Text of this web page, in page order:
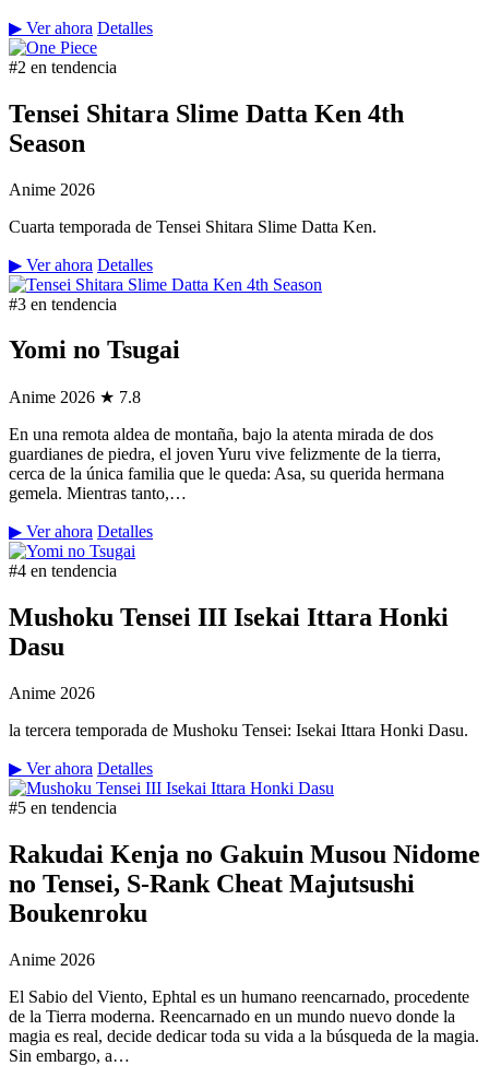
▶ Ver ahora Detalles
#2 en tendencia
Tensei Shitara Slime Datta Ken 4th
Season
Anime 2026
Cuarta temporada de Tensei Shitara Slime Datta Ken.
▶ Ver ahora Detalles
#3 en tendencia
Yomi no Tsugai
Anime 2026 ★ 7.8
En una remota aldea de montaña, bajo la atenta mirada de dos
guardianes de piedra, el joven Yuru vive felizmente de la tierra,
cerca de la única familia que le queda: Asa, su querida hermana
gemela. Mientras tanto,…
▶ Ver ahora Detalles
#4 en tendencia
Mushoku Tensei III Isekai Ittara Honki
Dasu
Anime 2026
la tercera temporada de Mushoku Tensei: Isekai Ittara Honki Dasu.
▶ Ver ahora Detalles
#5 en tendencia
Rakudai Kenja no Gakuin Musou Nidome
no Tensei, S-Rank Cheat Majutsushi
Boukenroku
Anime 2026
El Sabio del Viento, Ephtal es un humano reencarnado, procedente
de la Tierra moderna. Reencarnado en un mundo nuevo donde la
magia es real, decide dedicar toda su vida a la búsqueda de la magia.
Sin embargo, a…